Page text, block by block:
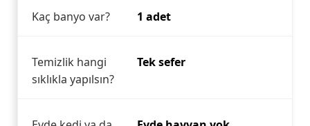
Kaç banyo var? 1 adet
Temizlik hangi
sıklıkla yapılsın?
Tek sefer